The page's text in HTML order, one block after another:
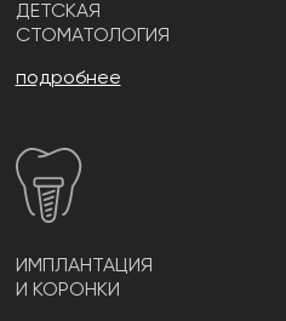
ДЕТСКАЯ
СТОМАТОЛОГИЯ
подробнее
ИМПЛАНТАЦИЯ
И КОРОНКИ